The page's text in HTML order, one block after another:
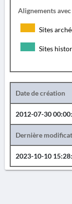
Alignements
Sites
Sites
Date de création
2012-07-30
Dernière
2023-10-10